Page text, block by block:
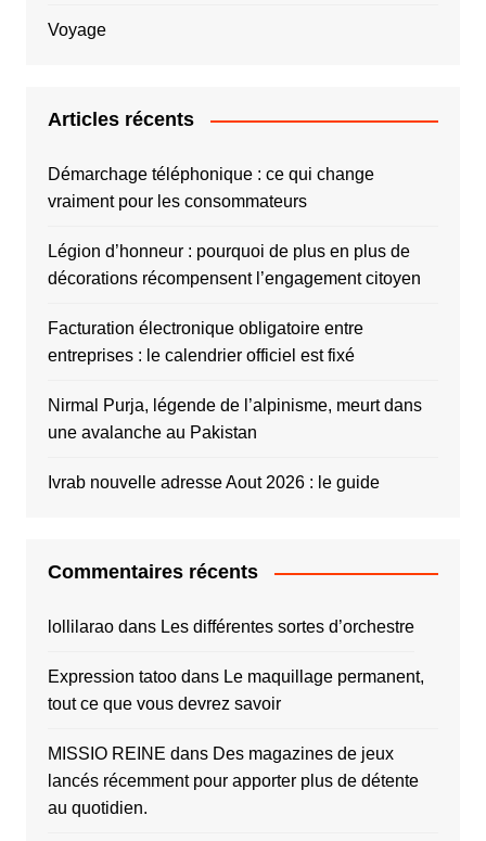
Voyage
Articles récents
Démarchage téléphonique : ce qui change
vraiment pour les consommateurs
Légion d’honneur : pourquoi de plus en plus de
décorations récompensent l’engagement citoyen
Facturation électronique obligatoire entre
entreprises : le calendrier officiel est fixé
Nirmal Purja, légende de l’alpinisme, meurt dans
une avalanche au Pakistan
Ivrab nouvelle adresse Aout 2026 : le guide
Commentaires récents
lollilaraodans Les différentes sortes d’orchestre
Expression tatoodans Le maquillage permanent,
tout ce que vous devrez savoir
MISSIO REINE dans Des magazines de jeux
lancés récemment pour apporter plus de détente
au quotidien.